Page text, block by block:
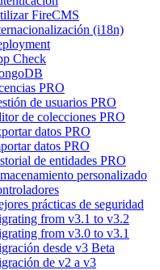
FireCMS
(i18n)
Check
PRO
de usuarios PRO
de colecciones PRO
datos PRO
datos PRO
de entidades PRO
personalizado
prácticas de seguridad
from v3.1 to v3.2
from v3.0 to v3.1
desde v3 Beta
de v2 a v3